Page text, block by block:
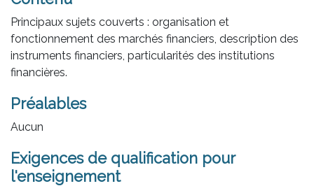
Principaux sujets couverts : organisation et
fonctionnement des marchés financiers, description des
instruments financiers, particularités des institutions
financières.
Préalables
Aucun
Exigences de qualification pour
l'enseignement